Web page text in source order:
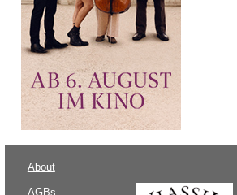
About
AGBs